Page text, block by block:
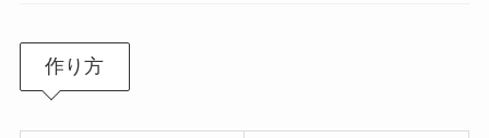
作り方